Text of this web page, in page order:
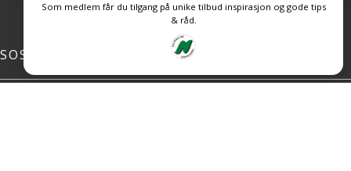
SOSIALE MEDIER
Som medlem får du tilgang på unike tilbud inspirasjon og gode tips
& råd.